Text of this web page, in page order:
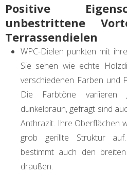
Positive
unbestrittene
Terrassendielen
WPC-Dielen punkten mit
Sie sehen wie echte
verschiedenen Farben und
Die Farbtöne variieren
dunkelbraun, gefragt sind
Anthrazit. Ihre Oberflächen
grob gerillte Struktur
bestimmt auch den
draußen.